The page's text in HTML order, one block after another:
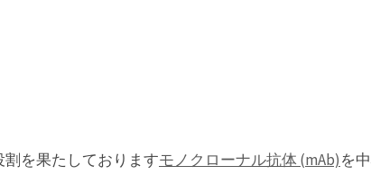
を果たしておりますモノクローナル抗体 (mAb)を